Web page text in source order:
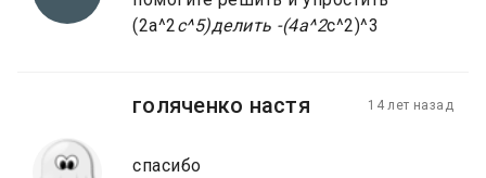
(2а^2c^5)делить -(4a^2c^2)^3
голяченко настя 14 лет назад
спасибо